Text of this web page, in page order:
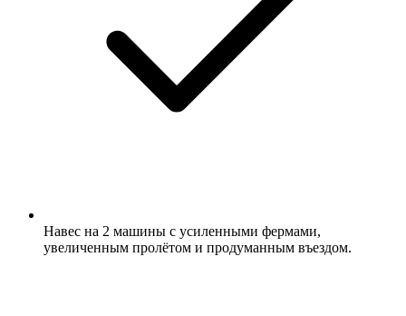
Навес на 2 машины с усиленными фермами,
увеличенным пролётом и продуманным въездом.